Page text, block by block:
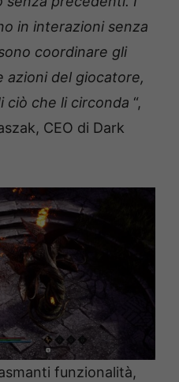
in interazioni senza
coordinare gli
azioni del giocatore,
ciò che li circonda “,
CEO di Dark
funzionalità,